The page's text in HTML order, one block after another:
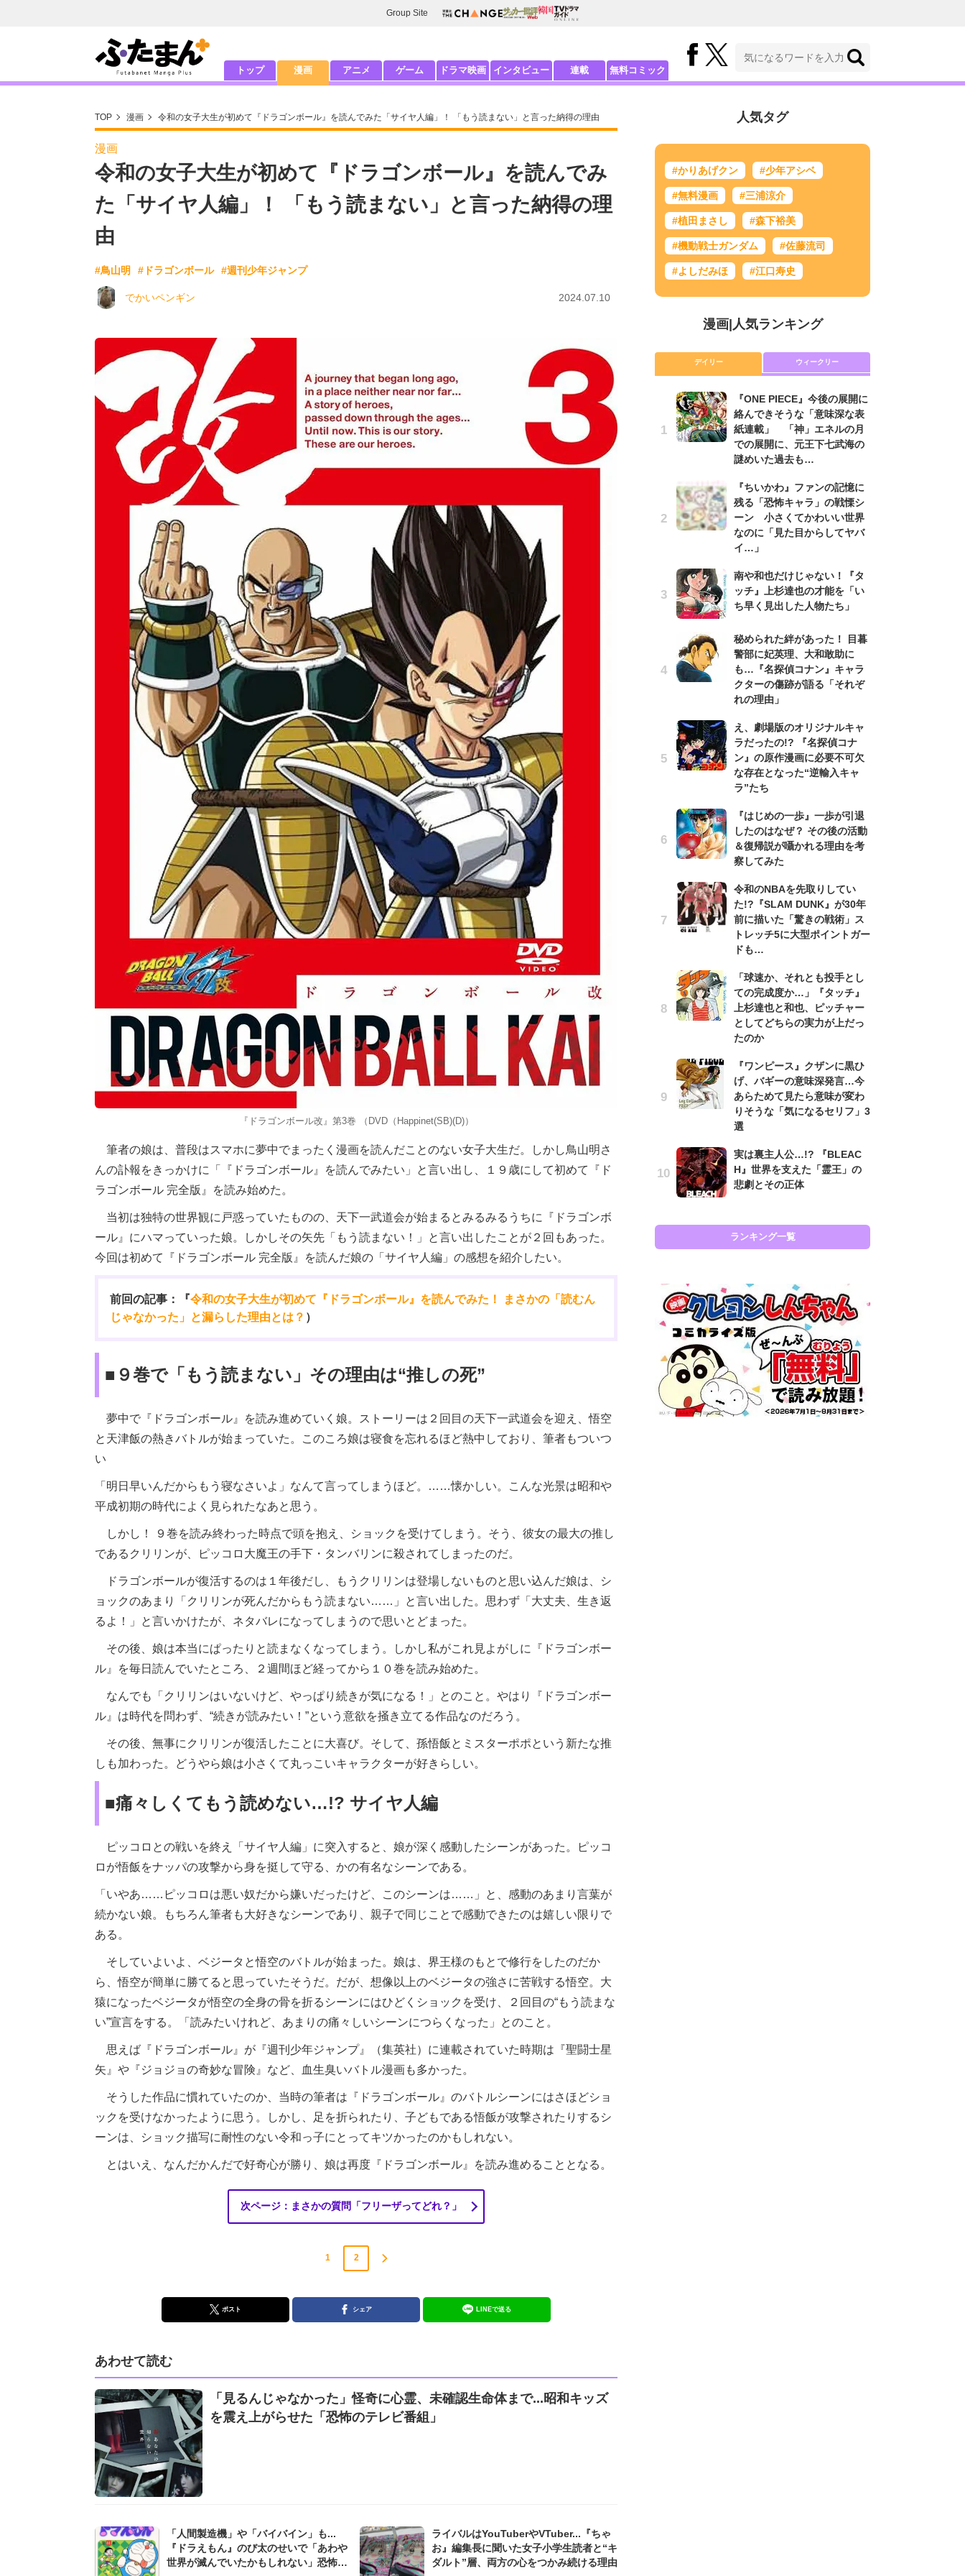
Group Site
トップ 漫画 アニメ ゲーム ドラマ映画 インタビュー 連載 無料コミック
TOP 漫画 令和の女子大生が初めて『ドラゴンボール』を読んでみた「サイヤ人編」！ 「もう読まない」と言った納得の理由
漫画
令和の女子大生が初めて『ドラゴンボール』を読んでみ
た「サイヤ人編」！ 「もう読まない」と言った納得の理
由
#鳥山明 #ドラゴンボール #週刊少年ジャンプ
でかいペンギン 2024.07.10
『ドラゴンボール改』第3巻 （DVD（Happinet(SB)(D)）
筆者の娘は、普段はスマホに夢中でまったく漫画を読んだことのない女子大生だ。しかし鳥山明さ
んの訃報をきっかけに「『ドラゴンボール』を読んでみたい」と言い出し、１９歳にして初めて『ド
ラゴンボール 完全版』を読み始めた。
当初は独特の世界観に戸惑っていたものの、天下一武道会が始まるとみるみるうちに『ドラゴンボ
ール』にハマっていった娘。しかしその矢先「もう読まない！」と言い出したことが２回もあった。
今回は初めて『ドラゴンボール 完全版』を読んだ娘の「サイヤ人編」の感想を紹介したい。
前回の記事：『令和の女子大生が初めて『ドラゴンボール』を読んでみた！ まさかの「読むん
じゃなかった」と漏らした理由とは？ ）
■９巻で「もう読まない」その理由は“推しの死”
夢中で『ドラゴンボール』を読み進めていく娘。ストーリーは２回目の天下一武道会を迎え、悟空
と天津飯の熱きバトルが始まっていた。このころ娘は寝食を忘れるほど熱中しており、筆者もついつ
い
「明日早いんだからもう寝なさいよ」なんて言ってしまうほど。……懐かしい。こんな光景は昭和や
平成初期の時代によく見られたなあと思う。
しかし！ ９巻を読み終わった時点で頭を抱え、ショックを受けてしまう。そう、彼女の最大の推し
であるクリリンが、ピッコロ大魔王の手下・タンバリンに殺されてしまったのだ。
ドラゴンボールが復活するのは１年後だし、もうクリリンは登場しないものと思い込んだ娘は、シ
ョックのあまり「クリリンが死んだからもう読まない……」と言い出した。思わず「大丈夫、生き返
るよ！」と言いかけたが、ネタバレになってしまうので思いとどまった。
その後、娘は本当にぱったりと読まなくなってしまう。しかし私がこれ見よがしに『ドラゴンボー
ル』を毎日読んでいたところ、２週間ほど経ってから１０巻を読み始めた。
なんでも「クリリンはいないけど、やっぱり続きが気になる！」とのこと。やはり『ドラゴンボー
ル』は時代を問わず、“続きが読みたい！”という意欲を掻き立てる作品なのだろう。
その後、無事にクリリンが復活したことに大喜び。そして、孫悟飯とミスターポポという新たな推
しも加わった。どうやら娘は小さくて丸っこいキャラクターが好きらしい。
■痛々しくてもう読めない…!? サイヤ人編
ピッコロとの戦いを終え「サイヤ人編」に突入すると、娘が深く感動したシーンがあった。ピッコ
ロが悟飯をナッパの攻撃から身を挺して守る、かの有名なシーンである。
「いやあ……ピッコロは悪い奴だから嫌いだったけど、このシーンは……」と、感動のあまり言葉が
続かない娘。もちろん筆者も大好きなシーンであり、親子で同じことで感動できたのは嬉しい限りで
ある。
そしていよいよ、ベジータと悟空のバトルが始まった。娘は、界王様のもとで修行をしたのだか
ら、悟空が簡単に勝てると思っていたそうだ。だが、想像以上のベジータの強さに苦戦する悟空。大
猿になったベジータが悟空の全身の骨を折るシーンにはひどくショックを受け、２回目の“もう読まな
い”宣言をする。「読みたいけれど、あまりの痛々しいシーンにつらくなった」とのこと。
思えば『ドラゴンボール』が『週刊少年ジャンプ』（集英社）に連載されていた時期は『聖闘士星
矢』や『ジョジョの奇妙な冒険』など、血生臭いバトル漫画も多かった。
そうした作品に慣れていたのか、当時の筆者は『ドラゴンボール』のバトルシーンにはさほどショ
ックを受けなかったように思う。しかし、足を折られたり、子どもである悟飯が攻撃されたりするシ
ーンは、ショック描写に耐性のない令和っ子にとってキツかったのかもしれない。
とはいえ、なんだかんだで好奇心が勝り、娘は再度『ドラゴンボール』を読み進めることとなる。
次ページ：まさかの質問「フリーザってどれ？」
1 2
ポスト シェア LINEで送る
あわせて読む
「見るんじゃなかった」怪奇に心霊、未確認生命体まで...昭和キッズ
を震え上がらせた「恐怖のテレビ番組」
「人間製造機」や「バイバイン」も...
『ドラえもん』のび太のせいで「あわや
世界が滅んでいたかもしれない」恐怖の
ライバルはYouTuberやVTuber...『ちゃ
お』編集長に聞いた女子小学生読者と“キ
ダルト”層、両方の心をつかみ続ける理由
人気タグ
#かりあげクン #少年アシベ
#無料漫画 #三浦涼介
#植田まさし #森下裕美
#機動戦士ガンダム #佐藤流司
#よしだみほ #江口寿史
漫画| 人気ランキング
デイリー ウィークリー
『ONE PIECE』今後の展開に
絡んできそうな「意味深な表
紙連載」 「神」エネルの月
での展開に、元王下七武海の
謎めいた過去も…
『ちいかわ』ファンの記憶に
残る「恐怖キャラ」の戦慄シ
ーン 小さくてかわいい世界
なのに「見た目からしてヤバ
イ…」
南や和也だけじゃない！『タ
ッチ』上杉達也の才能を「い
ち早く見出した人物たち」
秘められた絆があった！ 目暮
警部に妃英理、大和敢助に
も…『名探偵コナン』キャラ
クターの傷跡が語る「それぞ
れの理由」
え、劇場版のオリジナルキャ
ラだったの!? 『名探偵コナ
ン』の原作漫画に必要不可欠
な存在となった“逆輸入キャ
ラ”たち
『はじめの一歩』一歩が引退
したのはなぜ？ その後の活動
＆復帰説が囁かれる理由を考
察してみた
令和のNBAを先取りしてい
た!?『SLAM DUNK』が30年
前に描いた「驚きの戦術」ス
トレッチ5に大型ポイントガー
ドも…
「球速か、それとも投手とし
ての完成度か…」『タッチ』
上杉達也と和也、ピッチャー
としてどちらの実力が上だっ
たのか
『ワンピース』クザンに黒ひ
げ、バギーの意味深発言…今
あらためて見たら意味が変わ
りそうな「気になるセリフ」3
選
実は裏主人公…!? 『BLEAC
H』世界を支えた「霊王」の
悲劇とその正体
ランキング一覧